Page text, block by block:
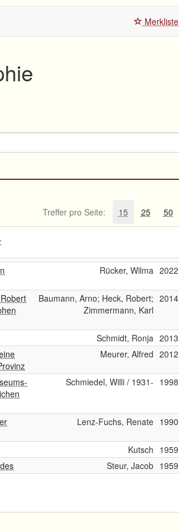
Merkliste
Treffer pro Seite: 15 25 50
Rücker, Wilma 2022
Baumann, Arno; Heck, Robert;
Zimmermann, Karl
2014
Schmidt, Ronja 2013
Meurer, Alfred 2012
Schmiedel, Willi / 1931- 1998
Lenz-Fuchs, Renate 1990
Kutsch 1959
Steur, Jacob 1959